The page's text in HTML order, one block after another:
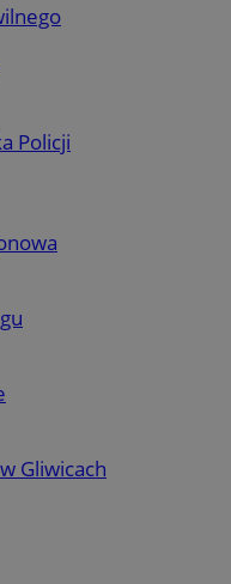
Policji
Gliwicach